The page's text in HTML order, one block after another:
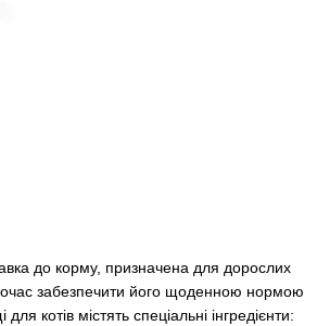
до корму, призначена для дорослих
забезпечити його щоденною нормою
котів містять спеціальні інгредієнти: